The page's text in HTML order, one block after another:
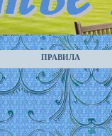
ПРАВИЛА